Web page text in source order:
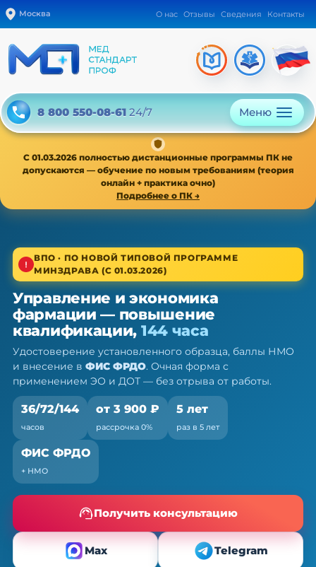
Москва О нас Отзывы Сведения Контакты
8 800 550-08-61 24/7 Меню
С 01.03.2026 полностью дистанционные программы ПК не
допускаются — обучение по новым требованиям (теория
онлайн + практика очно)
Подробнее о ПК →
Высшее звено · новая типовая программа
Управление и экономика
фармации — ПК, 36/72/144 ч
Очно (практика) + теория онлайн, без отрыва от
работы
ВПО · ПО НОВОЙ ТИПОВОЙ ПРОГРАММЕ
МИНЗДРАВА (С 01.03.2026)
Управление и экономика
фармации — повышение
квалификации, 144 часа
Удостоверение установленного образца, баллы НМО
и внесение в ФИС ФРДО. Очная форма с
применением ЭО и ДОТ — без отрыва от работы.
36/72/144
часов
от 3 900 ₽
рассрочка 0%
5 лет
раз в 5 лет
ФИС ФРДО
+ НМО
Получить консультацию
Max Telegram